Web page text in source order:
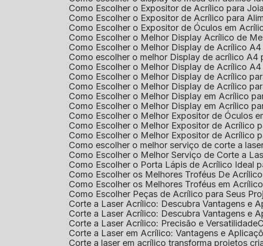
Como Escolher o Expositor de Acrílico para
Como Escolher o Expositor de Acrílico para
Como Escolher o Expositor de Óculos em
Como Escolher o Melhor Display Acrílico de
Como Escolher o Melhor Display de Acrílico
Como escolher o melhor Display de acrílico
Como Escolher o Melhor Display de Acrílico
Como Escolher o Melhor Display de Acrílico
Como Escolher o Melhor Display de Acrílico
Como Escolher o Melhor Display em Acrílico
Como Escolher o Melhor Display em Acrílico
Como Escolher o Melhor Expositor de Óculos
Como Escolher o Melhor Expositor de Acrílico
Como Escolher o Melhor Expositor de Acrílico
Como escolher o melhor serviço de corte a
Como Escolher o Melhor Serviço de Corte a
Como Escolher o Porta Lápis de Acrílico Ideal
Como Escolher os Melhores Troféus De
Como Escolher os Melhores Troféus em
Como Escolher Peças de Acrílico para Seus
Corte a Laser Acrílico: Descubra Vantagens e
Corte a Laser Acrílico: Descubra Vantagens e
Corte a Laser Acrílico: Precisão e Versatilidade
Corte a Laser em Acrílico: Vantagens e
Corte a laser em acrílico transforma projetos